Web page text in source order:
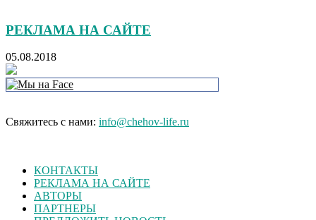
РЕКЛАМА НА САЙТЕ
05.08.2018
Свяжитесь с нами: info@chehov-life.ru
КОНТАКТЫ
РЕКЛАМА НА САЙТЕ
АВТОРЫ
ПАРТНЕРЫ